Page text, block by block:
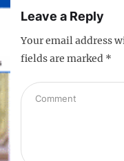
Leave a Reply
Your email address
fields are marked *